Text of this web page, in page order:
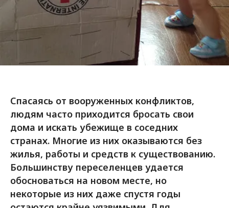
Спасаясь от вооруженных конфликтов,
людям часто приходится бросать свои
дома и искать убежище в соседних
странах. Многие из них оказываются без
жилья, работы и средств к существованию.
Большинству переселенцев удается
обосноваться на новом месте, но
некоторые из них даже спустя годы